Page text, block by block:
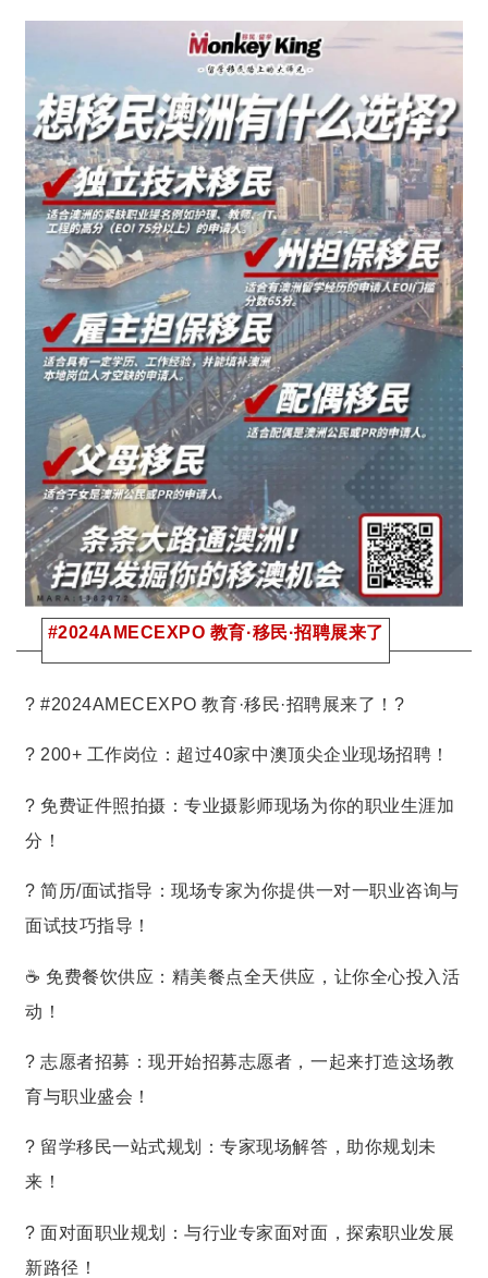
#2024AMECEXPO 教育·移民·招聘展来了
? #2024AMECEXPO 教育·移民·招聘展来了！?
? 200+ 工作岗位：超过40家中澳顶尖企业现场招聘！
? 免费证件照拍摄：专业摄影师现场为你的职业生涯加
分！
? 简历/面试指导：现场专家为你提供一对一职业咨询与
面试技巧指导！
☕️ 免费餐饮供应：精美餐点全天供应，让你全心投入活
动！
? 志愿者招募：现开始招募志愿者，一起来打造这场教
育与职业盛会！
? 留学移民一站式规划：专家现场解答，助你规划未
来！
? 面对面职业规划：与行业专家面对面，探索职业发展
新路径！